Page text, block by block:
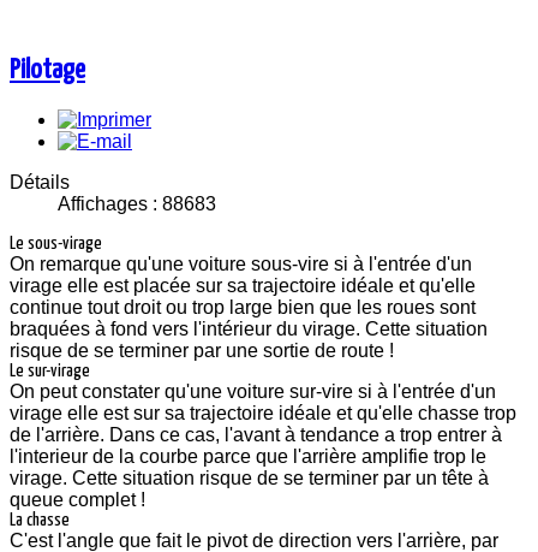
Pilotage
Détails
Affichages : 88683
Le sous-virage
On remarque qu'une voiture sous-vire si à l'entrée d'un
virage elle est placée sur sa trajectoire idéale et qu'elle
continue tout droit ou trop large bien que les roues sont
braquées à fond vers l'intérieur du virage. Cette situation
risque de se terminer par une sortie de route !
Le sur-virage
On peut constater qu'une voiture sur-vire si à l'entrée d'un
virage elle est sur sa trajectoire idéale et qu'elle chasse trop
de l'arrière. Dans ce cas, l'avant à tendance a trop entrer à
l'interieur de la courbe parce que l'arrière amplifie trop le
virage. Cette situation risque de se terminer par un tête à
queue complet !
La chasse
C'est l'angle que fait le pivot de direction vers l'arrière, par